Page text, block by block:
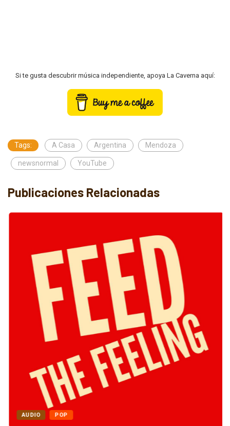
Si te gusta descubrir música independiente, apoya La Caverna aquí:
Tags: A Casa Argentina Mendoza
newsnormal YouTube
Publicaciones Relacionadas
AUDIO POP